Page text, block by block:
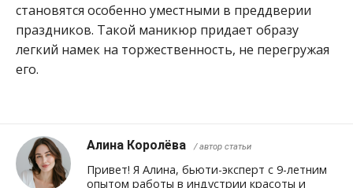
становятся особенно уместными в преддверии
праздников. Такой маникюр придает образу
легкий намек на торжественность, не перегружая
его.
Алина Королёва / автор статьи
Привет! Я Алина, бьюти-эксперт с 9-летним
опытом работы в индустрии красоты и